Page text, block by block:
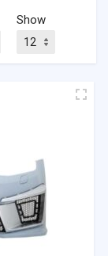
Show